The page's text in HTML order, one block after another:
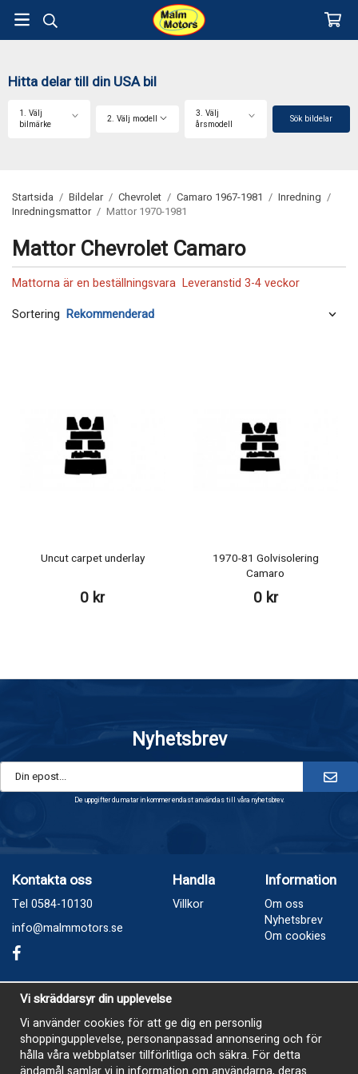
Hitta delar till din USA bil
1. Välj
bilmärke
2. Välj modell
3. Välj
årsmodell
Sök bildelar
Startsida / Bildelar / Chevrolet / Camaro 1967-1981 / Inredning /
Inredningsmattor / Mattor 1970-1981
Mattor Chevrolet Camaro
Mattorna är en beställningsvara Leveranstid 3-4 veckor
Sortering
Uncut carpet underlay
0 kr
1970-81 Golvisolering
Camaro
0 kr
Nyhetsbrev
De uppgifter du matar in kommer endast användas till våra nyhetsbrev.
Kontakta oss
Tel 0584-10130
info@malmmotors.se
Handla
Villkor
Information
Om oss
Nyhetsbrev
Om cookies
Besök oss
Industrivägen 8, Laxå
Öppetider
Vi skräddarsyr din upplevelse
Vi använder cookies för att ge dig en personlig
shoppingupplevelse, personanpassad annonsering och för
hålla våra webbplatser tillförlitliga och säkra. För detta